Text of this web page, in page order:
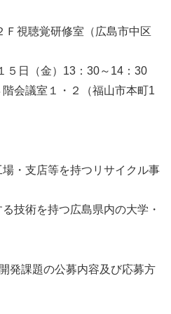
視聴覚研修室（広島市中区
５日（金）13：30～14：30
会議室１・２（福山市本町1
・支店等を持つリサイクル事
技術を持つ広島県内の大学・
課題の公募内容及び応募方